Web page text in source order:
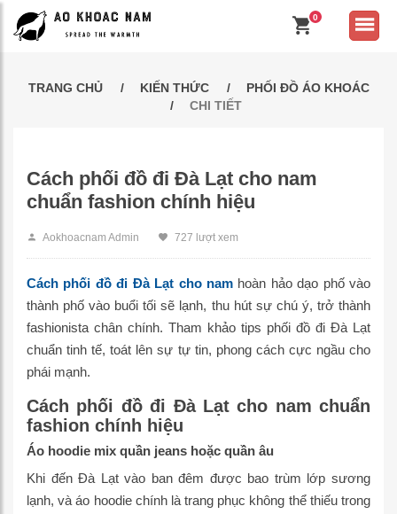
0
TRANG CHỦ KIẾN THỨC
PHỐI ĐỒ ÁO KHOÁC
CHI TIẾT
Cách phối đồ đi Đà Lạt cho nam
chuẩn fashion chính hiệu
Aokhoacnam Admin 727 lượt xem
Cách phối đồ đi Đà Lạt cho namhoàn hảo dạo phố vào
thành phố vào buổi tối sẽ lạnh, thu hút sự chú ý, trở thành
fashionista chân chính. Tham khảo tips phối đồ đi Đà Lạt
chuẩn tinh tế, toát lên sự tự tin, phong cách cực ngầu cho
phái mạnh.
Cách phối đồ đi Đà Lạt cho nam chuẩn
fashion chính hiệu
Áo hoodie mix quần jeans hoặc quần âu
Khi đến Đà Lạt vào ban đêm được bao trùm lớp sương
lạnh, và áo hoodie chính là trang phục không thể thiếu trong